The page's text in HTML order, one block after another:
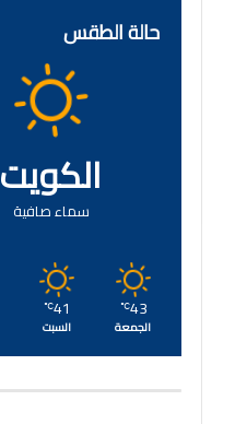
حالة الطقس
الكويت
سماء صافية
43
℃
الجمعة
41
℃
السبت